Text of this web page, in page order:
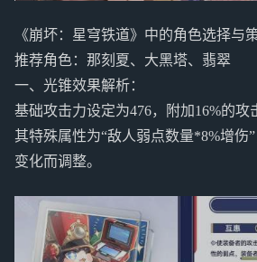
《崩坏：星穹铁道》中的角色选择与
推荐角色：那刻夏、大黑塔、翡翠
一、光锥效果解析：
基础攻击力设定为476，附加16%的攻
其特殊属性为“敌人弱点数量*8%增伤
变化而调整。